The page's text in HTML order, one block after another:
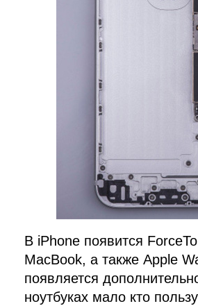
В iPhone появится
MacBook, а также Apple
появляется
ноутбуках мало кто